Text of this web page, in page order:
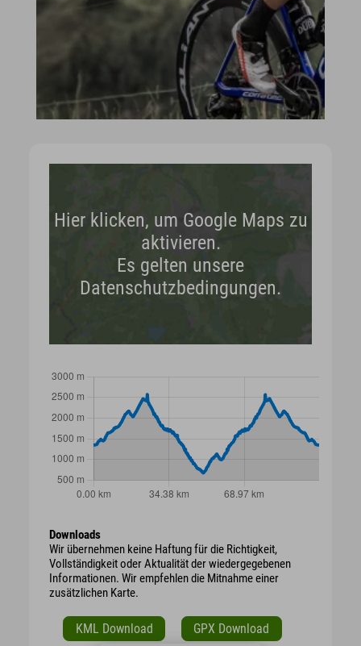
Hier klicken, um Google Maps zu
aktivieren.
Es gelten unsere
Datenschutzbedingungen.
Downloads
Wir übernehmen keine Haftung für die Richtigkeit,
Vollständigkeit oder Aktualität der wiedergegebenen
Informationen. Wir empfehlen die Mitnahme einer
zusätzlichen Karte.
KML Download GPX Download